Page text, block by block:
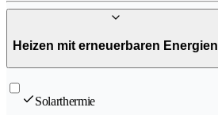
Heizen mit erneuerbaren Energien
Solarthermie